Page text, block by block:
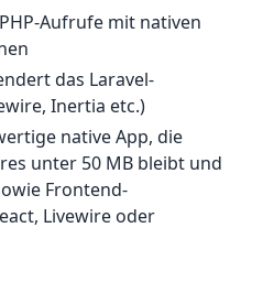
Aufrufe mit nativen
das Laravel-
Inertia etc.)
native App, die
unter 50 MB bleibt und
Frontend-
Livewire oder